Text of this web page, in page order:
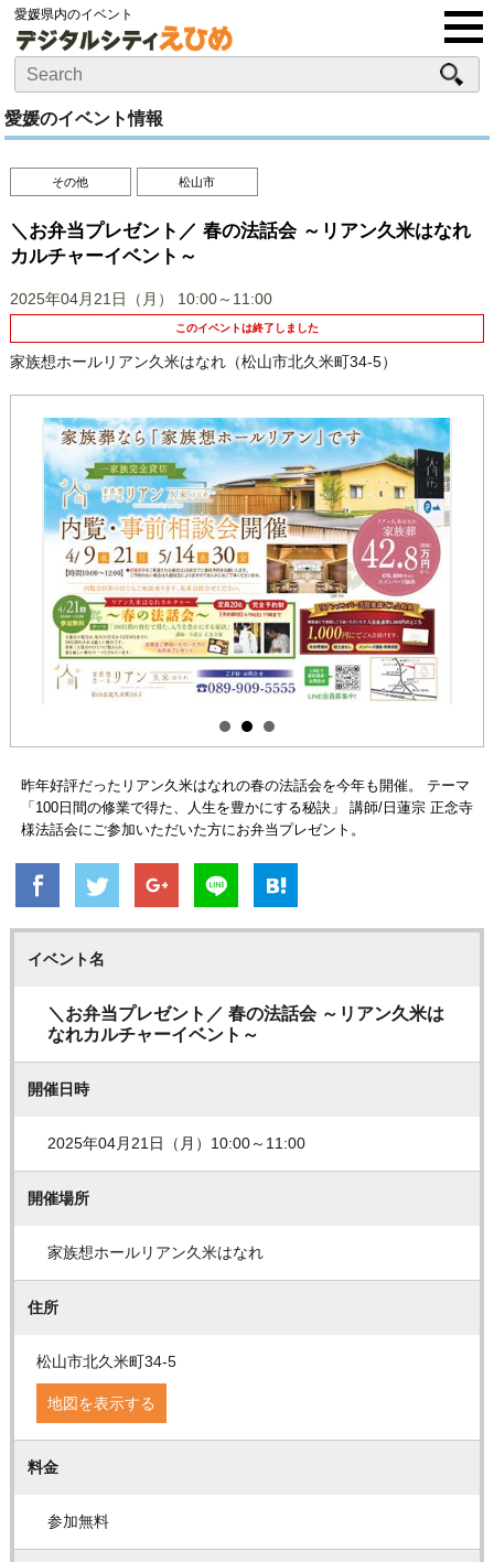
愛媛県内のイベント
愛媛のイベント情報
その他 松山市
＼お弁当プレゼント／ 春の法話会 ～リアン久米はなれ
カルチャーイベント～
2025年04月21日（月） 10:00～11:00
このイベントは終了しました
家族想ホールリアン久米はなれ（松山市北久米町34-5）
昨年好評だったリアン久米はなれの春の法話会を今年も開催。 テーマ
「100日間の修業で得た、人生を豊かにする秘訣」 講師/日蓮宗 正念寺
様法話会にご参加いただいた方にお弁当プレゼント。
イベント名
＼お弁当プレゼント／ 春の法話会 ～リアン久米は
なれカルチャーイベント～
開催日時
2025年04月21日（月）10:00～11:00
開催場所
家族想ホールリアン久米はなれ
住所
松山市北久米町34-5
地図を表示する
料金
参加無料